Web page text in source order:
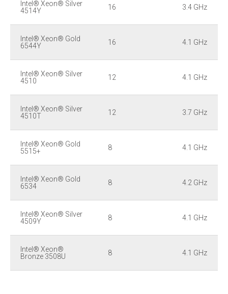
Intel® Xeon® Silver
4514Y
16 3.4 GHz
Intel® Xeon® Gold
6544Y
16 4.1 GHz
Intel® Xeon® Silver
4510
12 4.1 GHz
Intel® Xeon® Silver
4510T
12 3.7 GHz
Intel® Xeon® Gold
5515+
8 4.1 GHz
Intel® Xeon® Gold
6534
8 4.2 GHz
Intel® Xeon® Silver
4509Y
8 4.1 GHz
Intel® Xeon®
Bronze 3508U
8 4.1 GHz